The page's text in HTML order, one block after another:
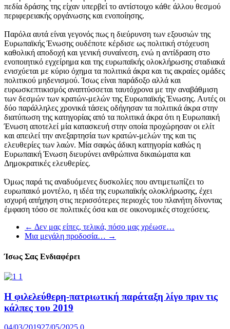
πεδία δράσης της είχαν υπερβεί το αντίστοιχο κάθε άλλου θεσμού
περιφερειακής οργάνωσης και ενοποίησης.
Παρόλα αυτά είναι γεγονός πως η διεύρυνση των εξουσιών της
Ευρωπαϊκής Ένωσης ουδέποτε κέρδισε ως πολιτική στόχευση
καθολική αποδοχή και γενική συναίνεση, ενώ η αντίδραση στο
ενοποιητικό εγχείρημα και της ευρωπαϊκής ολοκλήρωσης σταδιακά
ενισχύεται με κύριο όχημα τα πολιτικά άκρα και τις ακραίες ομάδες
πολιτικού μηδενισμού. Ίσως είναι παράδοξο αλλά και
ευρωσκεπτικισμός αναπτύσσεται ταυτόχρονα με την αναβάθμιση
των δεσμών των κρατών-μελών της Ευρωπαϊκής Ένωσης. Αυτές οι
δύο παράλληλες χρονικά τάσεις οδήγησαν τα πολιτικά άκρα στην
διατύπωση της κατηγορίας από τα πολιτικά άκρα ότι η Ευρωπαική
Ένωση αποτελεί μία κατασκευή στην οποία προχώρησαν οι ελίτ
και απειλεί την ανεξαρτησία των κρατών-μελών της και τις
ελευθερίες των λαών. Μία σαφώς άδικη κατηγορία καθώς η
Ευρωπαική Ένωση διευρύνει ανθρώπινα δικαιώματα και
Δημοκρατικές ελευθερίες.
Όμως παρά τις αναδυόμενες δυσκολίες που αντιμετωπίζει το
ευρωπαικό μοντέλο, η ιδέα της ευρωπαϊκής ολοκλήρωσης, έχει
ισχυρή απήχηση στις περισσότερες περιοχές του πλανήτη δίνοντας
έμφαση τόσο σε πολιτικές όσα και σε οικονομικές στοχεύσεις.
← Δεν μας είπες, τελικά, πόσο μας χρέωσε…
Μια μεγάλη προδοσία… →
Ίσως Σας Ενδιαφέρει
Η φιλελεύθερη-πατριωτική παράταξη λίγο πριν τις
κάλπες του 2019